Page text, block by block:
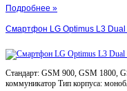
Подробнее »
Смартфон LG Optimus L3 Dual
Стандарт: GSM 900, GSM 1800,
коммуникатор Тип корпуса: